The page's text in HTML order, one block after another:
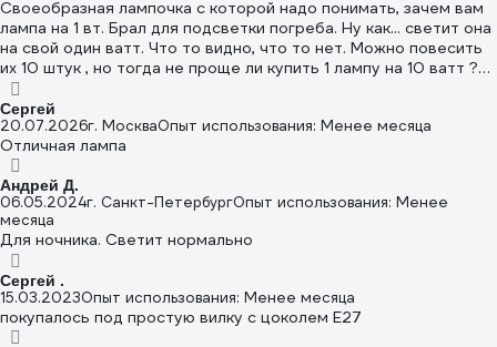
Своеобразная лампочка с которой надо понимать, зачем вам
лампа на 1 вт. Брал для подсветки погреба. Ну как... светит она
на свой один ватт. Что то видно, что то нет. Можно повесить
их 10 штук , но тогда не проще ли купить 1 лампу на 10 ватт ?
Но как дежурное освещение , эти лампы шикарны. В кухне ,
туалете и т.д Даже 10 таких ламп работающих постоянно
накрутят вам 1 квт примерно за 4 дня. А если уже есть просто
ночной контру освещения - они прекрасны. Минус -
пластиковый плафон. Но при их мощности так ли это важно.
Сергей
20.07.2026г. МоскваОпыт использования: Менее месяца
Отличная лампа
Андрей Д.
06.05.2024г. Санкт-ПетербургОпыт использования: Менее
месяца
Для ночника. Светит нормально
Сергей .
15.03.2023Опыт использования: Менее месяца
покупалось под простую вилку с цоколем Е27